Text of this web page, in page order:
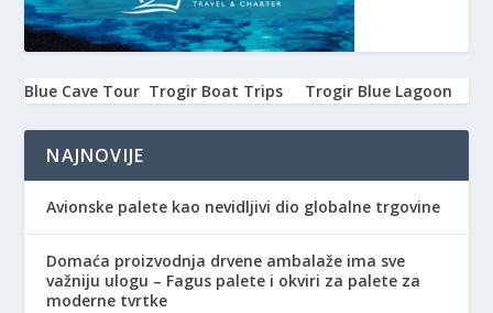
Blue Cave Tour Trogir Boat Trips Trogir Blue Lagoon
NAJNOVIJE
Avionske palete kao nevidljivi dio globalne trgovine
Domaća proizvodnja drvene ambalaže ima sve
važniju ulogu – Fagus palete i okviri za palete za
moderne tvrtke